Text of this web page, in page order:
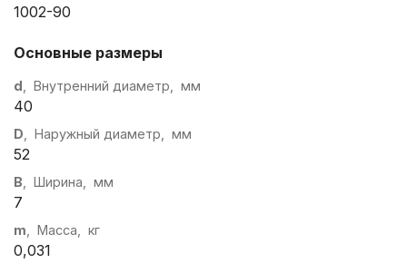
1002-90
Основные размеры
d , Внутренний диаметр, мм
40
D , Наружный диаметр, мм
52
B , Ширина, мм
7
m , Масса, кг
0,031